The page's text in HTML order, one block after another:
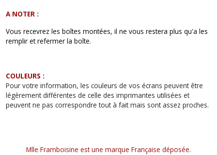
A NOTER :
Vous recevrez les boîtes montées, il ne vous restera plus qu'a les
remplir et refermer la boîte.
COULEURS :
Pour votre information, les couleurs de vos écrans peuvent être
légèrement différentes de celle des imprimantes utilisées et
peuvent ne pas correspondre tout à fait mais sont assez proches.
Mlle Framboisine est une marque Française déposée.